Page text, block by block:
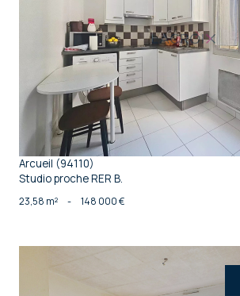
voir le bien
Arcueil (94110)
Studio proche RER B.
23,58 m² - 148 000 €